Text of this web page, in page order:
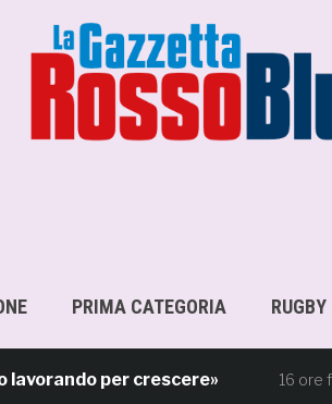
PRIMA CATEGORIA RUGBY
per crescere» 16 ore fa